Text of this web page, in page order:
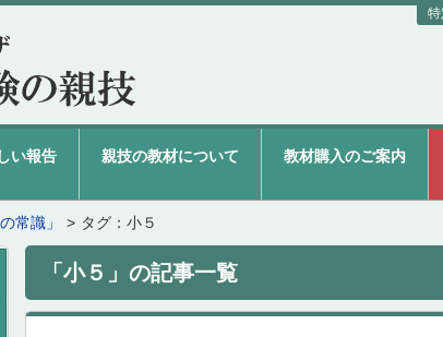
い報告 親技の教材について 教材購入のご案内
常識」 タグ：小５
「小５」の記事一覧